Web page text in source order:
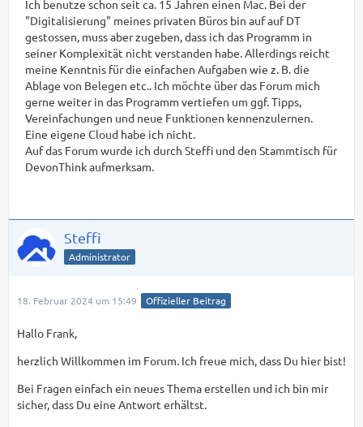
Ich benutze schon seit ca. 15 Jahren einen Mac. Bei der
"Digitalisierung" meines privaten Büros bin auf auf DT
gestossen, muss aber zugeben, dass ich das Programm in
seiner Komplexität nicht verstanden habe. Allerdings reicht
meine Kenntnis für die einfachen Aufgaben wie z. B. die
Ablage von Belegen etc.. Ich möchte über das Forum mich
gerne weiter in das Programm vertiefen um ggf. Tipps,
Vereinfachungen und neue Funktionen kennenzulernen.
Eine eigene Cloud habe ich nicht.
Auf das Forum wurde ich durch Steffi und den Stammtisch für
DevonThink aufmerksam.
Steffi
Administrator
18. Februar 2024 um 15:49 Offizieller Beitrag
Hallo Frank,
herzlich Willkommen im Forum. Ich freue mich, dass Du hier bist!
Bei Fragen einfach ein neues Thema erstellen und ich bin mir
sicher, dass Du eine Antwort erhältst.